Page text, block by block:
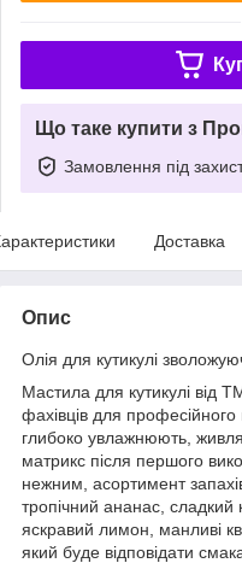
Що таке купити з
Замовлення під
Доставка
Опис
Олія для кутикулі
Мастила для кутикулі від
фахівців для
глибоко увлажнюють,
матрикс після першого
нежним, асортимент
тропічний ананас, сладкий
яскравий лимон, манливі
який буде відповідати